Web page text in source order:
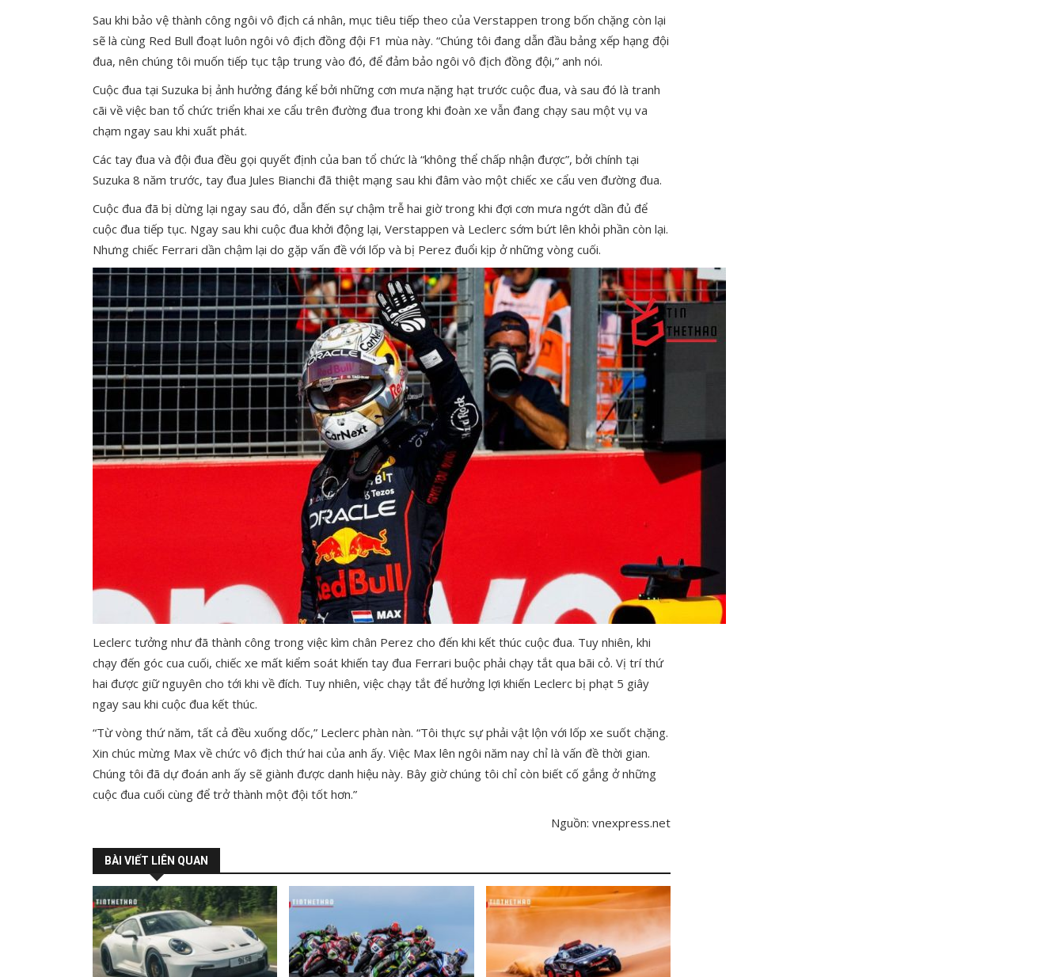
Sau khi bảo vệ thành công ngôi vô địch cá nhân, mục tiêu tiếp theo của Verstappen trong bốn chặng còn lại
sẽ là cùng Red Bull đoạt luôn ngôi vô địch đồng đội F1 mùa này. “Chúng tôi đang dẫn đầu bảng xếp hạng đội
đua, nên chúng tôi muốn tiếp tục tập trung vào đó, để đảm bảo ngôi vô địch đồng đội,” anh nói.
Cuộc đua tại Suzuka bị ảnh hưởng đáng kể bởi những cơn mưa nặng hạt trước cuộc đua, và sau đó là tranh
cãi về việc ban tổ chức triển khai xe cẩu trên đường đua trong khi đoàn xe vẫn đang chạy sau một vụ va
chạm ngay sau khi xuất phát.
Các tay đua và đội đua đều gọi quyết định của ban tổ chức là “không thể chấp nhận được”, bởi chính tại
Suzuka 8 năm trước, tay đua Jules Bianchi đã thiệt mạng sau khi đâm vào một chiếc xe cẩu ven đường đua.
Cuộc đua đã bị dừng lại ngay sau đó, dẫn đến sự chậm trễ hai giờ trong khi đợi cơn mưa ngớt dần đủ để
cuộc đua tiếp tục. Ngay sau khi cuộc đua khởi động lại, Verstappen và Leclerc sớm bứt lên khỏi phần còn lại.
Nhưng chiếc Ferrari dần chậm lại do gặp vấn đề với lốp và bị Perez đuổi kịp ở những vòng cuối.
Leclerc tưởng như đã thành công trong việc kìm chân Perez cho đến khi kết thúc cuộc đua. Tuy nhiên, khi
chạy đến góc cua cuối, chiếc xe mất kiểm soát khiến tay đua Ferrari buộc phải chạy tắt qua bãi cỏ. Vị trí thứ
hai được giữ nguyên cho tới khi về đích. Tuy nhiên, việc chạy tắt để hưởng lợi khiến Leclerc bị phạt 5 giây
ngay sau khi cuộc đua kết thúc.
“Từ vòng thứ năm, tất cả đều xuống dốc,” Leclerc phàn nàn. “Tôi thực sự phải vật lộn với lốp xe suốt chặng.
Xin chúc mừng Max về chức vô địch thứ hai của anh ấy. Việc Max lên ngôi năm nay chỉ là vấn đề thời gian.
Chúng tôi đã dự đoán anh ấy sẽ giành được danh hiệu này. Bây giờ chúng tôi chỉ còn biết cố gắng ở những
cuộc đua cuối cùng để trở thành một đội tốt hơn.”
Nguồn: vnexpress.net
BÀI VIẾT LIÊN QUAN